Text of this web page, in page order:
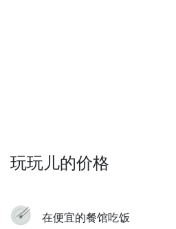
玩玩儿的价格
在便宜的餐馆吃饭